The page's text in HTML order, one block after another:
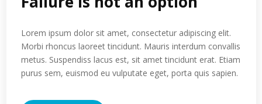
Lorem ipsum dolor sit amet, consectetur adipiscing elit.
Morbi rhoncus laoreet tincidunt. Mauris interdum convallis
metus. Suspendiss lacus est, sit amet tincidunt erat. Etiam
purus sem, euismod eu vulputate eget, porta quis sapien.